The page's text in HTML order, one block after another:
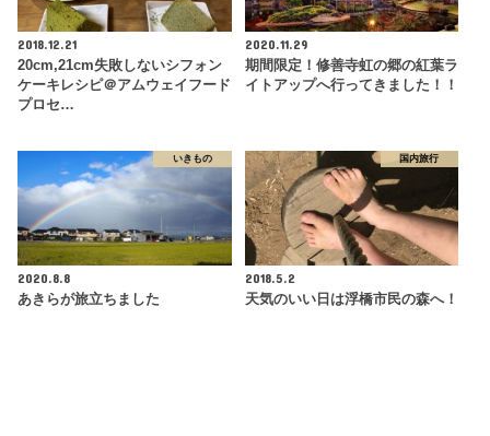
2018.12.21
20cm,21cm失敗しないシフォン
ケーキレシピ＠アムウェイフード
プロセ…
2020.11.29
期間限定！修善寺虹の郷の紅葉ラ
イトアップへ行ってきました！！
いきもの
2020.8.8
あきらが旅立ちました
国内旅行
2018.5.2
天気のいい日は浮橋市民の森へ！